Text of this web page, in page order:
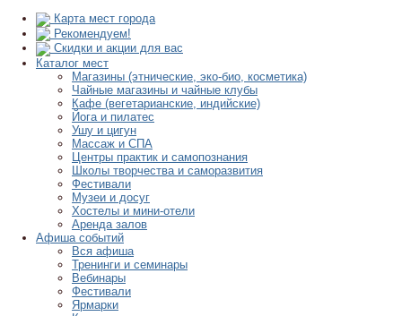
Карта мест города
Рекомендуем!
Скидки и акции для вас
Каталог мест
Магазины (этнические, эко-био, косметика)
Чайные магазины и чайные клубы
Кафе (вегетарианские, индийские)
Йога и пилатес
Ушу и цигун
Массаж и СПА
Центры практик и самопознания
Школы творчества и саморазвития
Фестивали
Музеи и досуг
Хостелы и мини-отели
Аренда залов
Афиша событий
Вся афиша
Тренинги и семинары
Вебинары
Фестивали
Ярмарки